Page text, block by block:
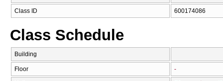
Class ID 600174086
Class Schedule
Building
Floor -